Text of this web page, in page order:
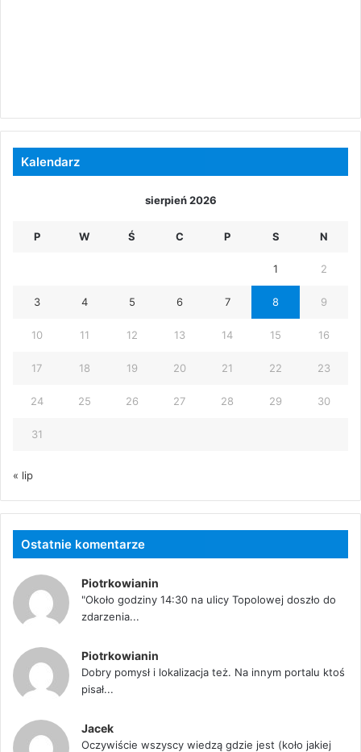
Kalendarz
sierpień 2026
P W Ś C P S N
1 2
3 4 5 6 7 8 9
10 11 12 13 14 15 16
17 18 19 20 21 22 23
24 25 26 27 28 29 30
31
« lip
Ostatnie komentarze
Piotrkowianin
"Około godziny 14:30 na ulicy Topolowej doszło do
zdarzenia...
Piotrkowianin
Dobry pomysł i lokalizacja też. Na innym portalu ktoś
pisał...
Jacek
Oczywiście wszyscy wiedzą gdzie jest (koło jakiej